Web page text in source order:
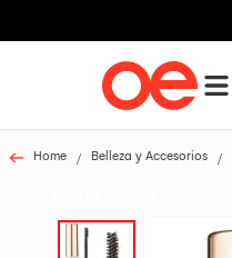
Home Belleza y Accesorios